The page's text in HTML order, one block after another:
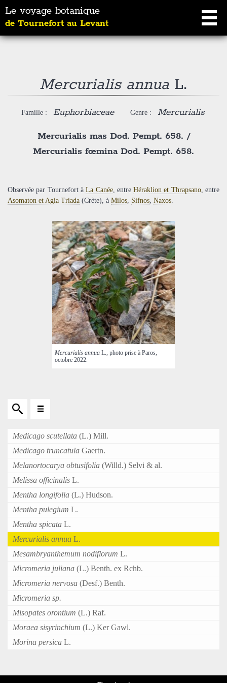
Le voyage botanique
de Tournefort au Levant
Mercurialis annua L.
Famille : Euphorbiaceae Genre : Mercurialis
Mercurialis mas Dod. Pempt. 658. /
Mercurialis fœmina Dod. Pempt. 658.
Observée par Tournefort àLa Canée, entreHéraklion et Thrapsano, entre
Asomaton et Agia Triada (Crète), à Milos, Sifnos, Naxos.
Mercurialis annua L., photo prise à Paros,
octobre 2022.
Medicago scutellata (L.) Mill.
Medicago truncatula Gaertn.
Melanortocarya obtusifolia (Willd.) Selvi & al.
Melissa officinalis L.
Mentha longifolia (L.) Hudson.
Mentha pulegium L.
Mentha spicata L.
Mercurialis annua L.
Mesambryanthemum nodiflorum L.
Micromeria juliana (L.) Benth. ex Rchb.
Micromeria nervosa (Desf.) Benth.
Micromeria sp.
Misopates orontium (L.) Raf.
Moraea sisyrinchium (L.) Ker Gawl.
Morina persica L.